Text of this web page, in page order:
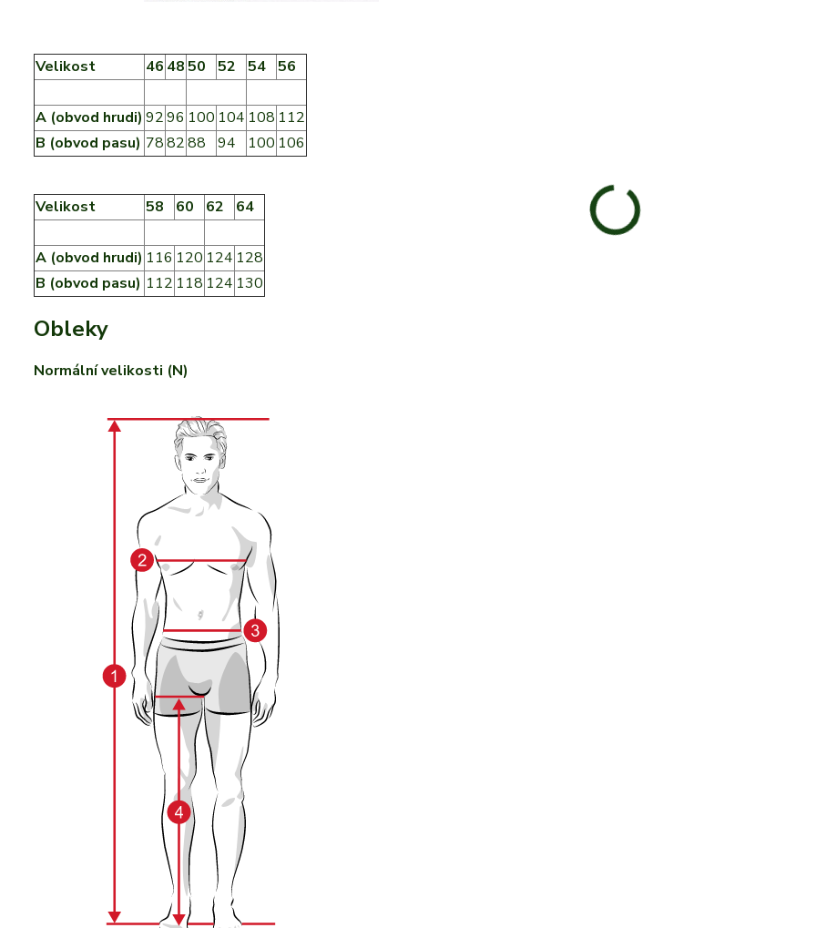
Velikost 46 4850 52 54 56
A (obvod hrudi) 9296 100 104 108 112
B (obvod pasu) 788288 94 100 106
Velikost 58 60 62 64
A (obvod hrudi) 116 120 124 128
B (obvod pasu) 112 118 124 130
Obleky
Normální velikosti (N)